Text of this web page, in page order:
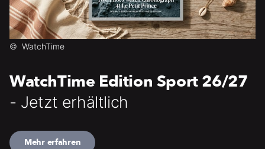
© WatchTime
WatchTime Edition Sport 26/27
- Jetzt erhältlich
Mehr erfahren